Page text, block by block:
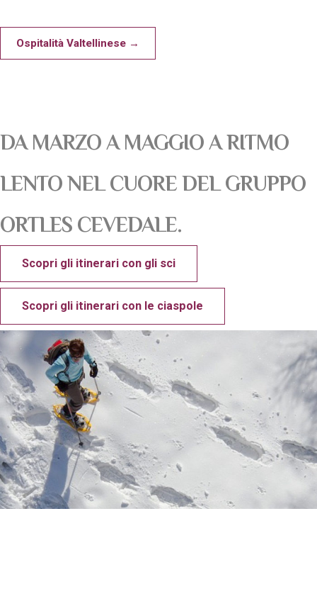
Ospitalità Valtellinese →
DA MARZO A MAGGIO A RITMO
LENTO NEL CUORE DEL GRUPPO
ORTLES CEVEDALE.
Scopri gli itinerari con gli sci
Scopri gli itinerari con le ciaspole